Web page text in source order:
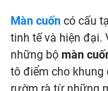
Màn cuốn có cấu
tinh tế và hiện đại.
những bộ màn
tô điểm cho
rườm rà từ những